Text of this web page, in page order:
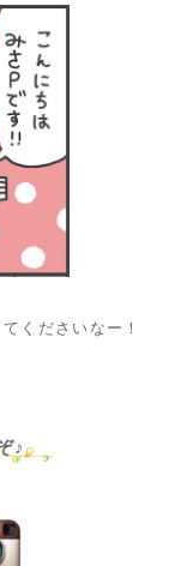
くださいなー！
♪